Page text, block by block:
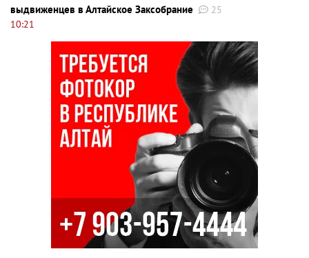
выдвиженцев в Алтайское Заксобрание
25
10:21